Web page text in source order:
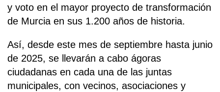
y voto en el mayor proyecto de transformación
de Murcia en sus 1.200 años de historia.
Así, desde este mes de septiembre hasta junio
de 2025, se llevarán a cabo ágoras
ciudadanas en cada una de las juntas
municipales, con vecinos, asociaciones y